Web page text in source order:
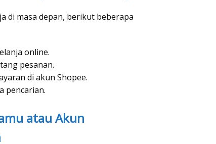
di masa depan, berikut beberapa
online.
pesanan.
di akun Shopee.
pencarian.
atau Akun